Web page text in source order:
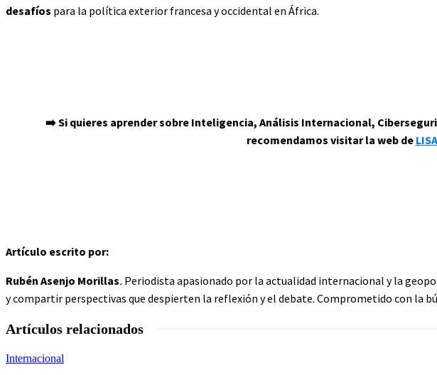
desafíos para la política exterior francesa y occidental en África.
➡️ Si quieres aprender sobre Inteligencia, Análisis Internacional,
recomendamos visitar la web de
Artículo escrito por:
Rubén Asenjo Morillas. Periodista apasionado por la actualidad internacional y la
y compartir perspectivas que despierten la reflexión y el debate. Comprometido con la
Artículos relacionados
Internacional